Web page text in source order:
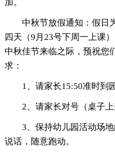
加。
中秋节放假通知：假日
四天（9月23号下周一上课
中秋佳节来临之际，预祝您
求：
1、请家长15:50准时到园
2、请家长对号（桌子
3、保持幼儿园活动场
说话，随意跑动。